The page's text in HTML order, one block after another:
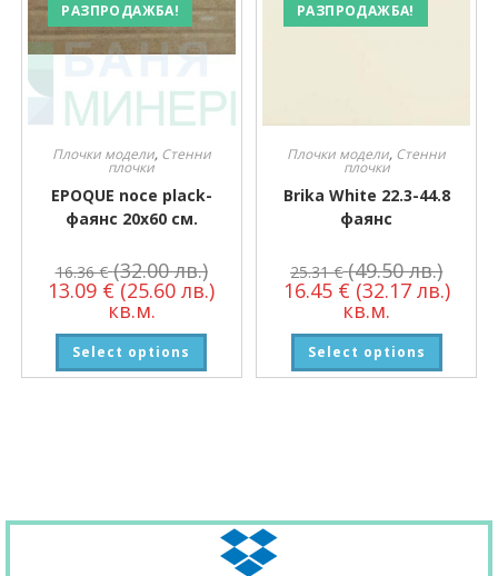
РАЗПРОДАЖБА!
Плочки модели, Стенни
плочки
EPOQUE noce plack-
фаянс 20х60 см.
16.36€ (32.00 лв.)
13.09 € (25.60 лв.)
кв.м.
Select options
РАЗПРОДАЖБА!
Плочки модели, Стенни
плочки
Brika White 22.3-44.8
фаянс
25.31€ (49.50 лв.)
16.45 € (32.17 лв.)
кв.м.
Select options